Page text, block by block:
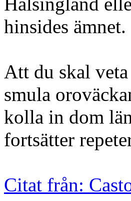
hinsides ämnet.
Att du skal
smula
kolla in dom
fortsätter
Citat från: